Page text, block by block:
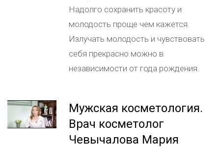
Надолго сохранить красоту и
молодость проще чем кажется.
Излучать молодость и чувствовать
себя прекрасно можно в
независимости от года рождения.
Мужская косметология.
Врач косметолог
Чевычалова Мария